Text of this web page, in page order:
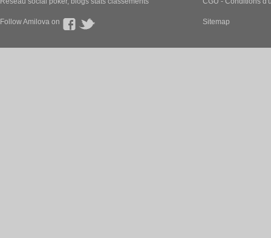
Follow Amilova on Sitemap